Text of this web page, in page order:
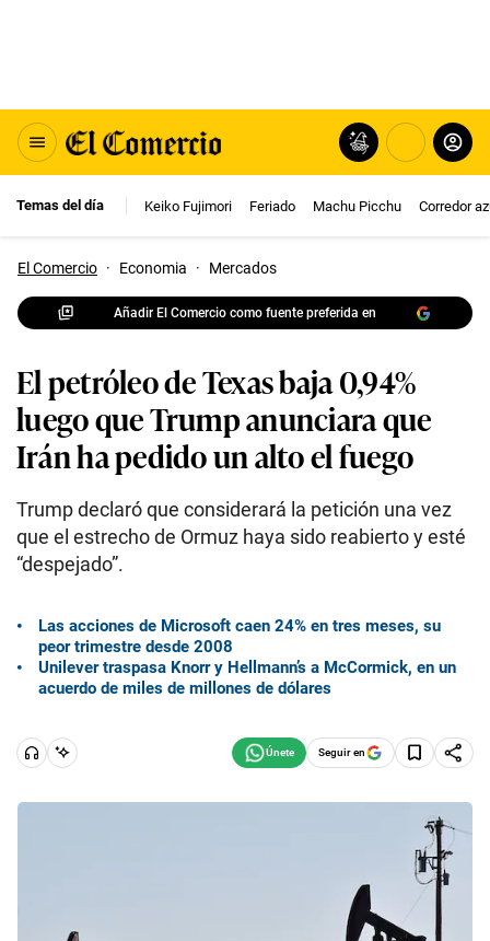
Temas del día Keiko Fujimori Feriado Machu Picchu Corredor
El Comercio · Economia · Mercados
Añadir El Comercio como fuente preferida en
El petróleo de Texas baja 0,94%
luego que Trump anunciara que
Irán ha pedido un alto el fuego
Trump declaró que considerará la petición una vez
que el estrecho de Ormuz haya sido reabierto y esté
“despejado”.
Las acciones de Microsoft caen 24% en tres meses, su
peor trimestre desde 2008
Unilever traspasa Knorr y Hellmann’s a McCormick, en un
acuerdo de miles de millones de dólares
Seguir en